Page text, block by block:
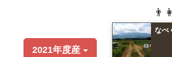
2021年度産
なべ